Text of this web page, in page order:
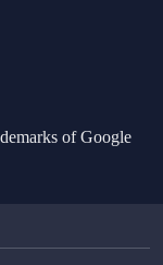
of Google